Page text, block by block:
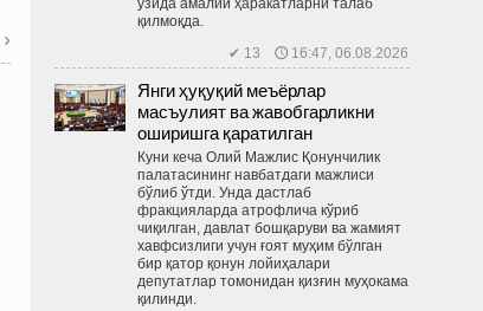

қилмоқда.
✔ 13 🕔 16:47, 06.08.2026
Янги ҳуқуқий меъёрлар
масъулият ва жавобгарликни
оширишга қаратилган
Куни кеча Олий Мажлис Қонунчилик
палатасининг навбатдаги мажлиси
бўлиб ўтди. Унда дастлаб
фракцияларда атрофлича кўриб
чиқилган, давлат бошқаруви ва жамият
хавфсизлиги учун ғоят муҳим бўлган
бир қатор қонун лойиҳалари
депутатлар томонидан қизғин муҳокама
қилинди.